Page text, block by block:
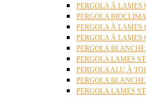
PERGOLA À LAMES
PERGOLA
PERGOLA À LAMES
PERGOLA À LAMES
PERGOLA
PERGOLA LAMES
PERGOLA ALU À
PERGOLA
PERGOLA LAMES